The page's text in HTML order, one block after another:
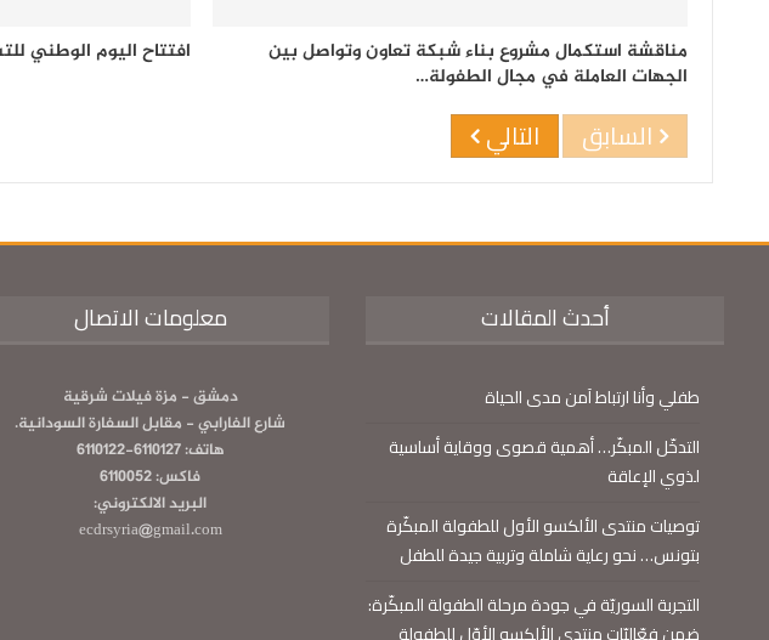
مناقشة استكمال مشروع بناء شبكة تعاون وتواصل بين
الجهات العاملة في مجال الطفولة…
افتتاح اليوم الوطني
السابق التالي
أحدث المقالات
طفلي وأنا ارتباط آمن مدى الحياة
التدخّل المبكّر… أهمية قصوى ووقاية أساسية
لذوي الإعاقة
توصيات منتدى الألكسو الأول للطفولة المبكّرة
بتونس… نحو رعاية شاملة وتربية جيدة للطفل
التجربة السوريّة في جودة مرحلة الطفولة المبكّرة:
معلومات الاتصال
دمشق - مزة فيلات شرقية
شارع الفارابي - مقابل السفارة السودانية.
هاتف: 6110127-6110122
فاكس: 6110052
البريد الالكتروني:
ecdrsyria@gmail.com